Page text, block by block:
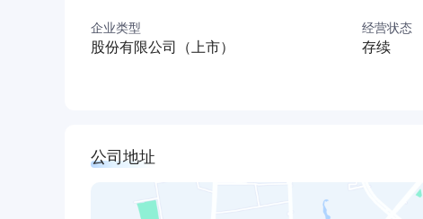
企业类型
股份有限公司（上市）
经营状态
存续
公司地址